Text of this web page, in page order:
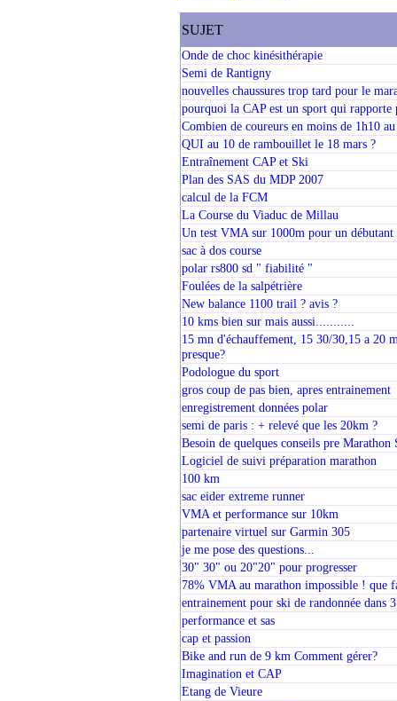
SUJET
Onde de choc kinésithérapie
Semi de Rantigny
nouvelles chaussures trop tard pour le
pourquoi la CAP est un sport qui rapporte
Combien de coureurs en moins de 1h10
QUI au 10 de rambouillet le 18 mars ?
Entraînement CAP et Ski
Plan des SAS du MDP 2007
calcul de la FCM
La Course du Viaduc de Millau
Un test VMA sur 1000m pour un débutant
sac à dos course
polar rs800 sd " fiabilité "
Foulées de la salpétrière
New balance 1100 trail ? avis ?
10 kms bien sur mais aussi...........
15 mn d'échauffement, 15 30/30,15 a 20
presque?
Podologue du sport
gros coup de pas bien, apres entrainement
enregistrement données polar
semi de paris : + relevé que les 20km ?
Besoin de quelques conseils pre Marathon
Logiciel de suivi préparation marathon
100 km
sac eider extreme runner
VMA et performance sur 10km
partenaire virtuel sur Garmin 305
je me pose des questions...
30" 30" ou 20"20" pour progresser
78% VMA au marathon impossible ! que
entrainement pour ski de randonnée dans
performance et sas
cap et passion
Bike and run de 9 km Comment gérer?
Imagination et CAP
Etang de Vieure